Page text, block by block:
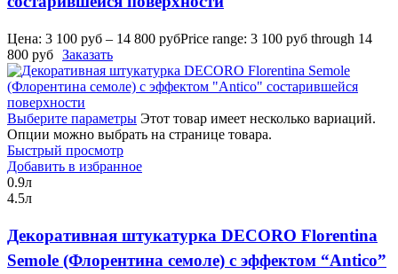
Цена: 3 100 руб – 14 800 рубPrice range: 3 100 руб through 14
800 руб Заказать
Выберите параметры Этот товар имеет несколько вариаций.
Опции можно выбрать на странице товара.
Быстрый просмотр
Добавить в избранное
0.9л
4.5л
Декоративная штукатурка DECORO Florentina
Semole (Флорентина семоле) с эффектом “Antico”